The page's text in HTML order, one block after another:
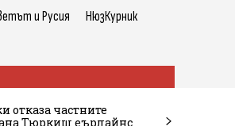
и Русия НюзКурник
отказа частните
Тюркиш еърлайнс